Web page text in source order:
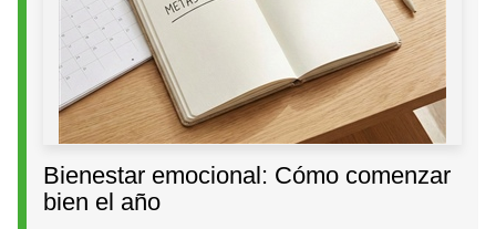
Bienestar emocional: Cómo comenzar
bien el año